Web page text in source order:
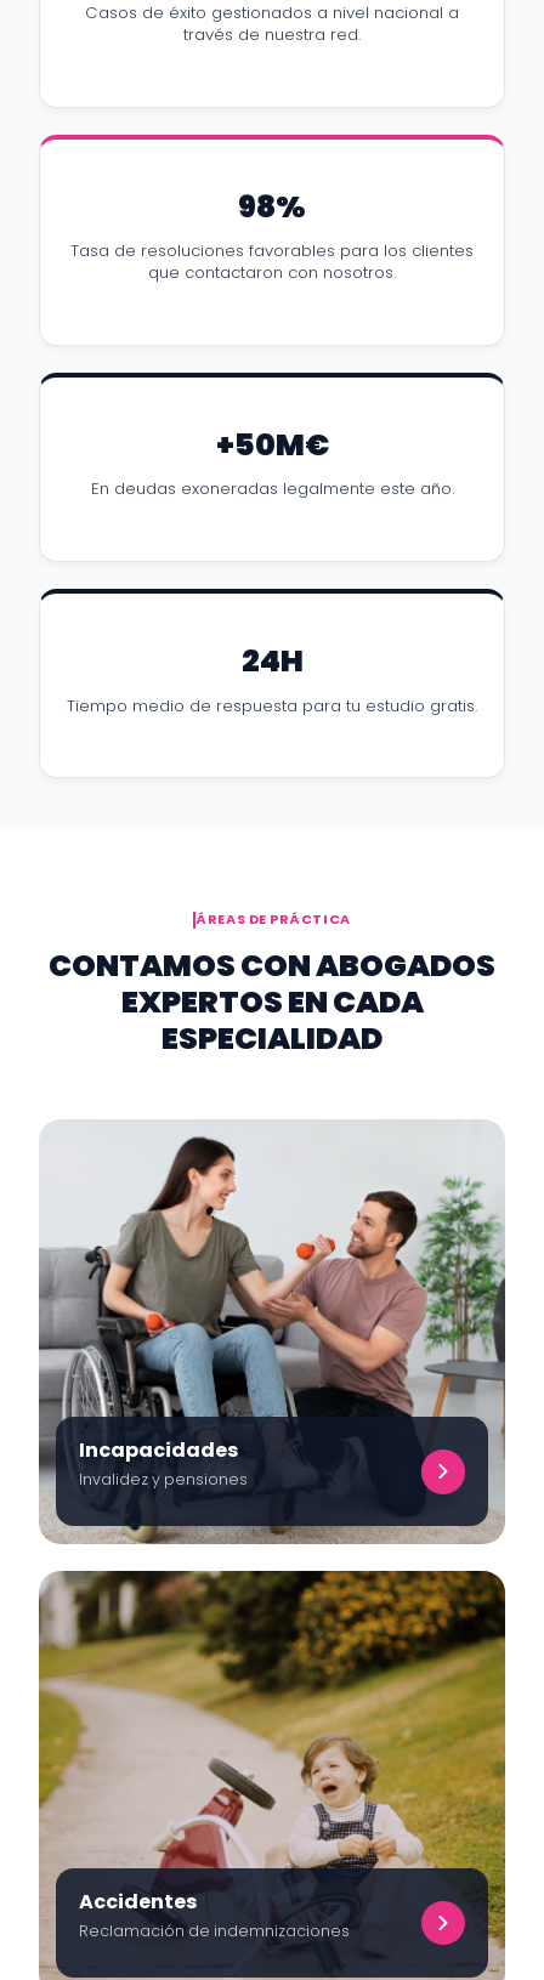
Casos de éxito gestionados a nivel nacional a
través de nuestra red.
98%
Tasa de resoluciones favorables para los clientes
que contactaron con nosotros.
+50M€
En deudas exoneradas legalmente este año.
24H
Tiempo medio de respuesta para tu estudio gratis.
ÁREAS DE PRÁCTICA
CONTAMOS CON ABOGADOS
EXPERTOS EN CADA
ESPECIALIDAD
Incapacidades
Invalidez y pensiones
Accidentes
Reclamación de indemnizaciones